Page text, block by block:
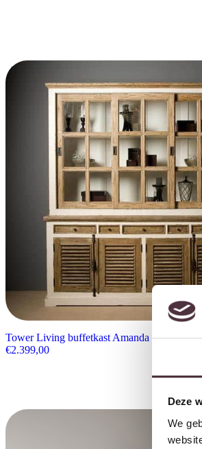
Deze
We
Tower Living buffetkast Amanda
€2.399,00